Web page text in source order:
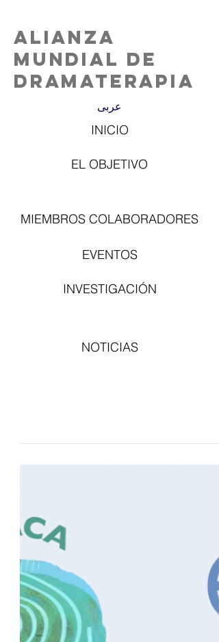
Alianza
Mundial de
Dramaterapia
عربى
INICIO
EL OBJETIVO
MIEMBROS COLABORADORES
EVENTOS
INVESTIGACIÓN
NOTICIAS